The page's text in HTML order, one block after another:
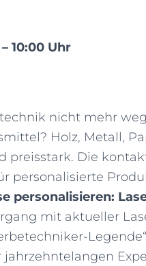
10:00 Uhr
nicht mehr
Holz, Metall,
preisstark. Die
personalisierte
personalisieren:
mit aktueller